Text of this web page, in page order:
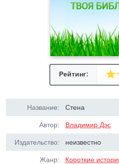
Рейтинг:
Название: Стена
Автор: Владимир Дэс
Издательство: неизвестно
Жанр: Короткие